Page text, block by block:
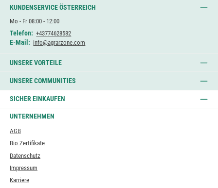
KUNDENSERVICE ÖSTERREICH
Mo - Fr 08:00 - 12:00
Telefon: +43774628582
E-Mail: info@agrarzone.com
UNSERE VORTEILE
UNSERE COMMUNITIES
SICHER EINKAUFEN
UNTERNEHMEN
AGB
Bio Zertifikate
Datenschutz
Impressum
Karriere